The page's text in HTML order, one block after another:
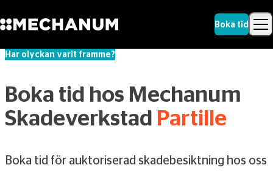
Skip to content
Boka tid
SökHar olyckan varit framme?
Boka tid hos Mechanum
Skadeverkstad Partille
Boka tid för auktoriserad skadebesiktning hos oss